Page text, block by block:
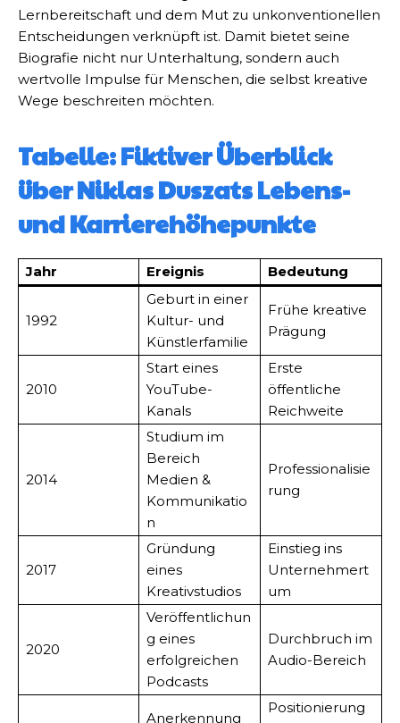
Lernbereitschaft und dem Mut zu unkonventionellen
Entscheidungen verknüpft ist. Damit bietet seine
Biografie nicht nur Unterhaltung, sondern auch
wertvolle Impulse für Menschen, die selbst kreative
Wege beschreiten möchten.
Tabelle: Fiktiver Überblick
über Niklas Duszats Lebens-
und Karrierehöhepunkte
Jahr Ereignis Bedeutung
1992
Geburt in einer
Kultur- und
Künstlerfamilie
Frühe kreative
Prägung
2010
Start eines
YouTube-
Kanals
Erste
öffentliche
Reichweite
2014
Studium im
Bereich
Medien &
Kommunikatio
n
Professionalisie
rung
2017
Gründung
eines
Kreativstudios
Einstieg ins
Unternehmert
um
2020
Veröffentlichun
g eines
erfolgreichen
Podcasts
Durchbruch im
Audio-Bereich
Anerkennung
Positionierung